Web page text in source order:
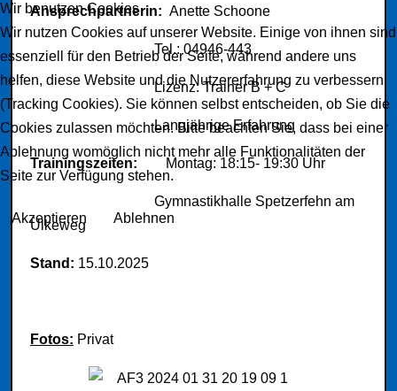
Ansprechpartnerin: Anette Schoone
Tel.: 04946-443
Lizenz: Trainer B + C
Langjährige Erfahrung
Trainingszeiten: Montag: 18:15- 19:30 Uhr
Gymnastikhalle Spetzerfehn am
Ülkeweg
Stand: 15.10.2025
Fotos: Privat
Wir benutzen Cookies
Wir nutzen Cookies auf unserer Website. Einige von ihnen sind
essenziell für den Betrieb der Seite, während andere uns
helfen, diese Website und die Nutzererfahrung zu verbessern
(Tracking Cookies). Sie können selbst entscheiden, ob Sie die
Cookies zulassen möchten. Bitte beachten Sie, dass bei einer
Ablehnung womöglich nicht mehr alle Funktionalitäten der
Seite zur Verfügung stehen.
Akzeptieren Ablehnen